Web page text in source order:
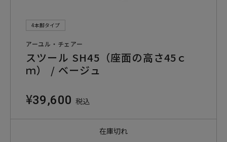
4本脚タイプ
アーユル・チェアー
スツール SH45（座面の高さ45ｃ
ｍ） / ベージュ
¥39,600 税込
在庫切れ